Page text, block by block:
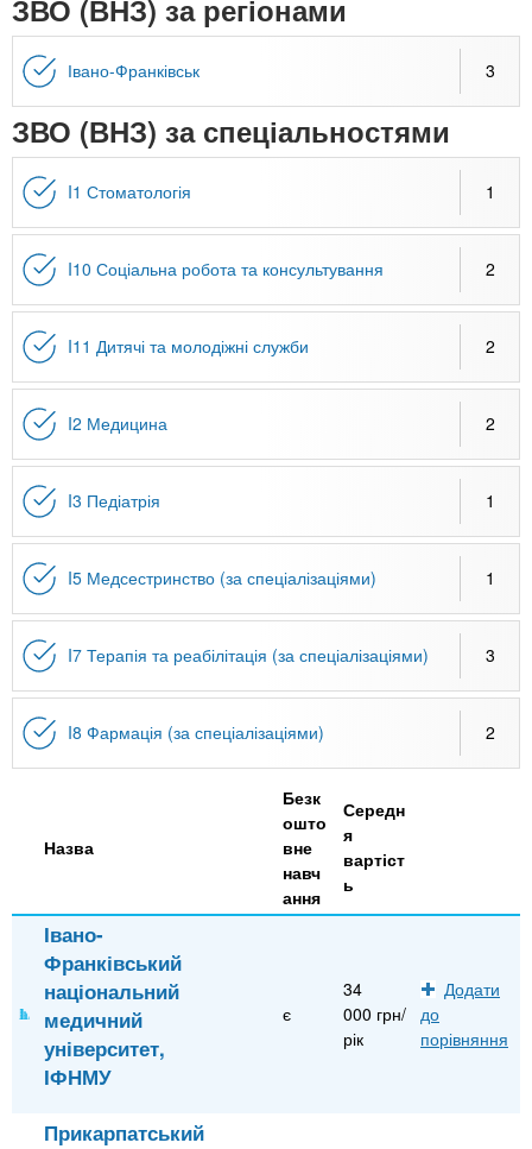
n
t
s
.
i
n
f
o
и
а
к
л
в
Онлайн курси
За кордоном
ЗВО (ВНЗ) за регіонами
Івано-Франківськ 3
ЗВО (ВНЗ) за спеціальностями
I1 Стоматологія 1
I10 Соціальна робота та консультування 2
I11 Дитячі та молодіжні служби 2
I2 Медицина 2
I3 Педіатрія 1
I5 Медсестринство (за спеціалізаціями) 1
I7 Терапія та реабілітація (за спеціалізаціями) 3
I8 Фармація (за спеціалізаціями) 2
Назва
Безк
ошто
вне
навч
ання
Середн
я
вартіст
ь
Івано-
Франківський
національний
медичний
університет,
ІФНМУ
є
34
000 грн/
рік
Додати
до
порівняння
Прикарпатський